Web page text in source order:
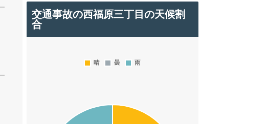
交通事故の西福原三丁目の天候割
合